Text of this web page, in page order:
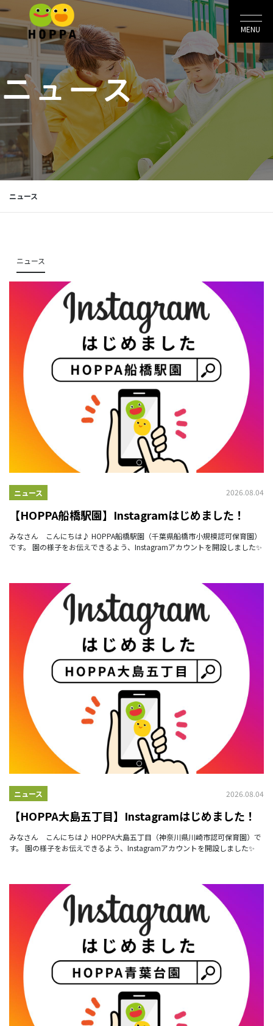
MENU
ニュース
ニュース
ニュース
ニュース 2026.08.04
【HOPPA船橋駅園】Instagramはじめました！
みなさん こんにちは♪ HOPPA船橋駅園（千葉県船橋市小規模認可保育園）
です。 園の様子をお伝えできるよう、Instagramアカウントを開設しました✨
ニュース 2026.08.04
【HOPPA大島五丁目】Instagramはじめました！
みなさん こんにちは♪ HOPPA大島五丁目（神奈川県川崎市認可保育園）で
す。 園の様子をお伝えできるよう、Instagramアカウントを開設しました✨